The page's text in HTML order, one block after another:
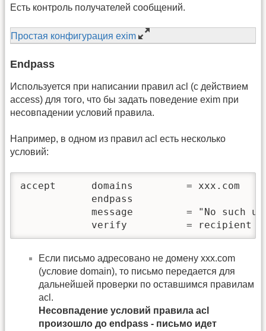
Есть контроль получателей сообщений.
Простая конфигурация exim
Endpass
Используется при написании правил acl (c действием
access) для того, что бы задать поведение exim при
несовпадении условий правила.
Например, в одном из правил acl есть несколько
условий:
accept      domains         = xxx.com
            endpass
message         = "No such
            verify          = recipient
Если письмо адресовано не домену xxx.com
(условие domain), то письмо передается для
дальнейшей проверки по оставшимся правилам
acl.
Несовпадение условий правила acl
произошло до endpass - письмо идет